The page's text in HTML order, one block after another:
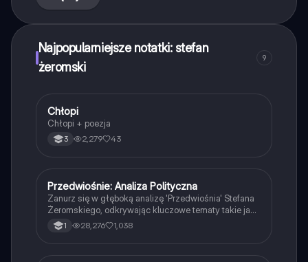
Najpopularniejsze notatki: stefan
żeromski
9
Język polski
Chłopi
Chłopi + poezja
3 2,279 43
Język polski
Przedwiośnie: Analiza Polityczna
Zanurz się w głęboką analizę 'Przedwiośnia' Stefana
Żeromskiego, odkrywając kluczowe tematy takie jak
rewolucja, tożsamość narodowa oraz konflikty
społeczne. Ta charakterystyka omawia postacie,
1 28,276 1,038